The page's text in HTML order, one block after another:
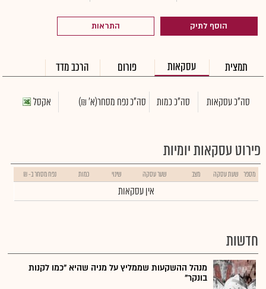
הוסף לתיק התראות
תמצית עסקאות פורום הרכב מדד
סה"כ עסקאות סה"כ כמות סה"כ נפח מסחר(א' ₪) אקסל
פירוט עסקאות יומיות
מספר שעת עסקה מצב שער עסקה שינוי כמות נפח מסחר ב- ₪
אין עסקאות
חדשות
מנהל ההשקעות שממליץ על מניה שהיא "כמו לקנות
בונקר"